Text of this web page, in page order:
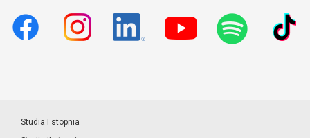
Studia I stopnia